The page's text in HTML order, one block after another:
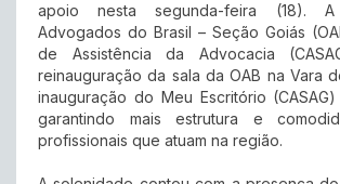
apoio nesta segunda-feira (18).
Advogados do Brasil – Seção Goiás
de Assistência da Advocacia
reinauguração da sala da OAB na Vara
inauguração do Meu Escritório
garantindo mais estrutura e
profissionais que atuam na região.